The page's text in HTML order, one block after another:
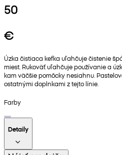
50
€
Úzka čistiaca kefka uľahčuje čistenie
miest. Rukoväť uľahčuje používanie a
kam väčšie pomôcky nesiahnu.
ostatnými doplnkami z tejto línie.
Farby
Detaily